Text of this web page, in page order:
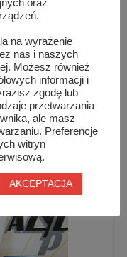
oraz
na wyrażenie
nas i naszych
Możesz również
informacji i
zgodę lub
przetwarzania
ale masz
Preferencje
witryn
AKCEPTACJA